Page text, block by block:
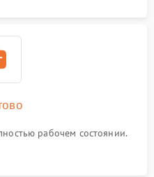
рабочем состоянии.